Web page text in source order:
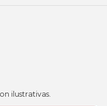
ilustrativas.